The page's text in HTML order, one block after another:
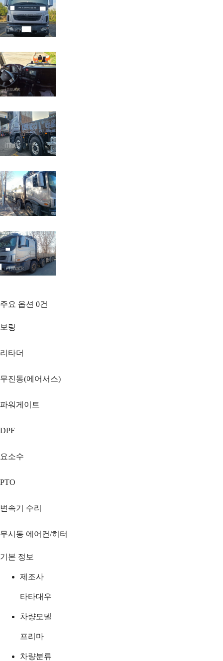
주요 옵션 0건
보링
리타더
무진동(에어서스)
파워게이트
DPF
요소수
PTO
변속기 수리
무시동 에어컨/히터
기본 정보
제조사
타타대우
차량모델
프리마
차량분류